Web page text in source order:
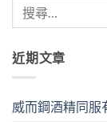
近期文章
威而鋼酒精同服